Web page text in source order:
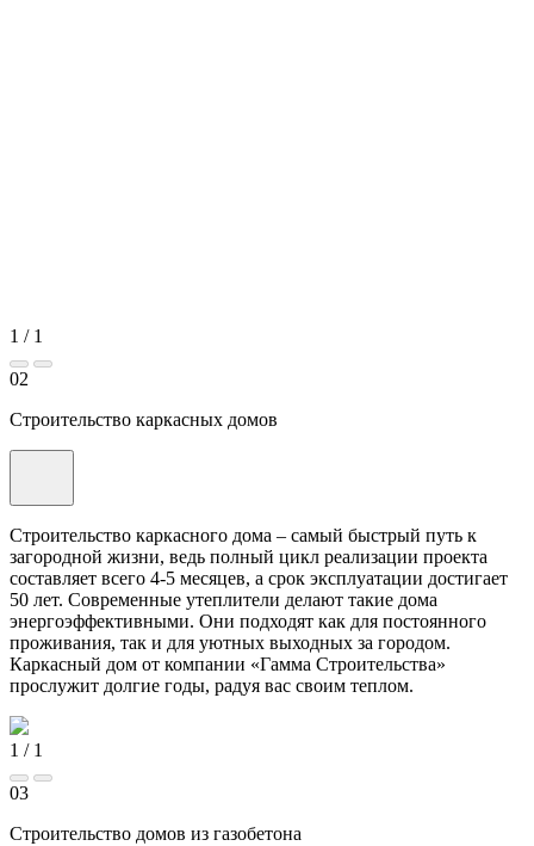
1 / 1
02
Строительство каркасных домов
Строительство каркасного дома – самый быстрый путь к
загородной жизни, ведь полный цикл реализации проекта
составляет всего 4-5 месяцев, а срок эксплуатации достигает
50 лет. Современные утеплители делают такие дома
энергоэффективными. Они подходят как для постоянного
проживания, так и для уютных выходных за городом.
Каркасный дом от компании «Гамма Строительства»
прослужит долгие годы, радуя вас своим теплом.
1 / 1
03
Строительство домов из газобетона